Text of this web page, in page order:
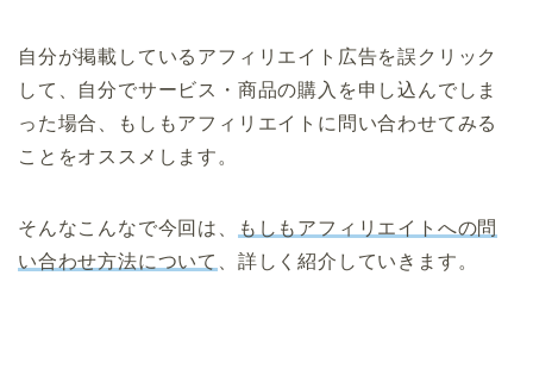
自分が掲載しているアフィリエイト広告を誤クリック
して、自分でサービス・商品の購入を申し込んでしま
った場合、もしもアフィリエイトに問い合わせてみる
ことをオススメします。
そんなこんなで今回は、
もしもアフィリエイトへの問
い合わせ方法について
、詳しく紹介していきます。